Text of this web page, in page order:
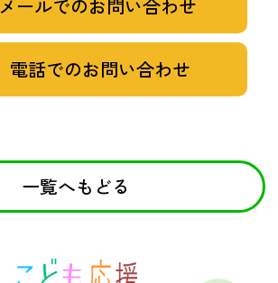
メールでのお問い合わせ
電話でのお問い合わせ
一覧へもどる